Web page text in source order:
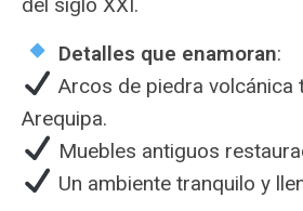
Detalles que enamoran:
Arcos de piedra volcánica
Arequipa.
Muebles antiguos
Un ambiente tranquilo y